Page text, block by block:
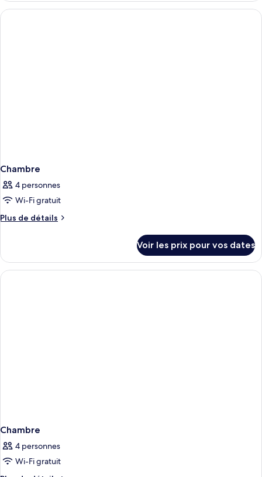
type
de
Chambre
4 personnes
Wi-Fi gratuit
Plus de détails
Plus
le
type
de
Voir les prix pour vos dates
Chambre
4 personnes
Wi-Fi gratuit